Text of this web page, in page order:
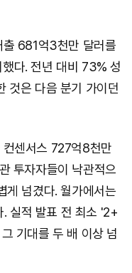
681억3천만 달러를
다. 전년 대비 73% 성
것은 다음 분기 가이던
센서스 727억8천만
투자자들이 낙관적으
넘겼다. 월가에서는
실적 발표 전 최소 '2+
기대를 두 배 이상 넘